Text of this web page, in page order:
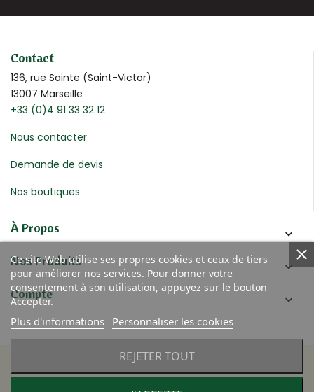
Contact
136, rue Sainte (Saint-Victor)
13007 Marseille
+33 (0)4 91 33 32 12
Nous contacter
Demande de devis
Nos boutiques
À Propos 
Nos Produits 
Compte 
Ce site Web utilise ses propres cookies et ceux de tiers
pour améliorer nos services. Pour donner votre
consentement à son utilisation, appuyez sur le bouton
Accepter.
Plus d'informations Personnaliser les cookies
REJETER TOUT
© 2020 Four des Navettes